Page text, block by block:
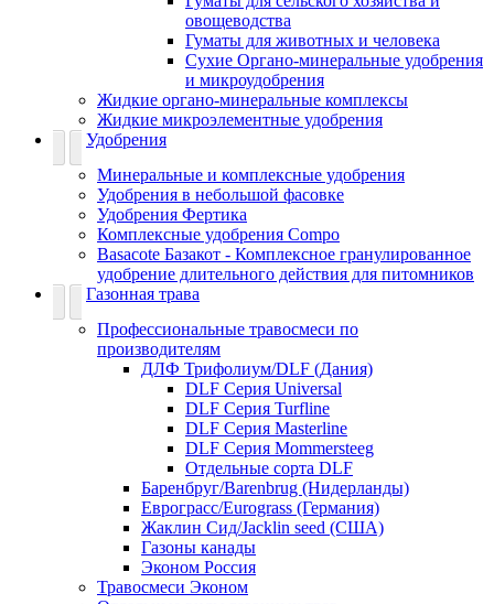
овощеводства
Гуматы для животных и человека
Сухие Органо-минеральные удобрения
и микроудобрения
Жидкие органо-минеральные комплексы
Жидкие микроэлементные удобрения
Удобрения
Минеральные и комплексные удобрения
Удобрения в небольшой фасовке
Удобрения Фертика
Комплексные удобрения Compo
Basacote Базакот - Комплексное гранулированное
удобрение длительного действия для питомников
Газонная трава
Профессиональные травосмеси по
производителям
ДЛФ Трифолиум/DLF (Дания)
DLF Серия Universal
DLF Серия Turfline
DLF Серия Masterline
DLF Серия Mommersteeg
Отдельные сорта DLF
Баренбруг/Barenbrug (Нидерланды)
Еврограсс/Eurograss (Германия)
Жаклин Сид/Jacklin seed (США)
Газоны канады
Эконом Россия
Травосмеси Эконом